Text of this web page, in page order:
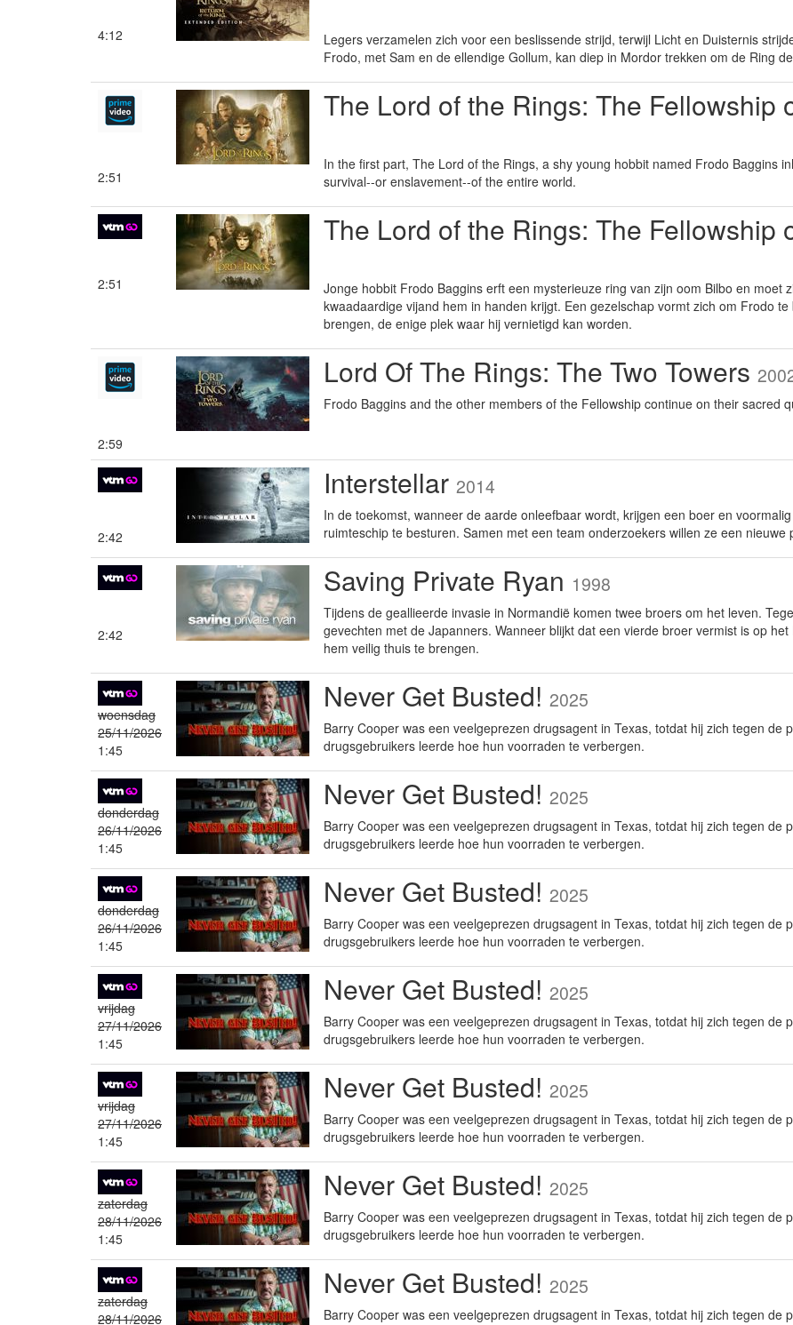
4:12
Legers verzamelen zich voor een beslissende strijd, terwijl Licht en Duisternis
Frodo, met Sam en de ellendige Gollum, kan diep in Mordor trekken om de Ring
2:51
The Lord of the Rings: The Fellowship
In the first part, The Lord of the Rings, a shy young hobbit named Frodo Baggins
survival--or enslavement--of the entire world.
2:51
The Lord of the Rings: The Fellowship
Jonge hobbit Frodo Baggins erft een mysterieuze ring van zijn oom Bilbo en moet
kwaadaardige vijand hem in handen krijgt. Een gezelschap vormt zich om Frodo
brengen, de enige plek waar hij vernietigd kan worden.
2:59
Lord Of The Rings: The Two Towers
Frodo Baggins and the other members of the Fellowship continue on their sacred
2:42
Interstellar 2014
In de toekomst, wanneer de aarde onleefbaar wordt, krijgen een boer en
ruimteschip te besturen. Samen met een team onderzoekers willen ze een
2:42
Saving Private Ryan 1998
Tijdens de geallieerde invasie in Normandië komen twee broers om het leven.
gevechten met de Japanners. Wanneer blijkt dat een vierde broer vermist is op
hem veilig thuis te brengen.
woensdag
25/11/2026
1:45
Never Get Busted! 2025
Barry Cooper was een veelgeprezen drugsagent in Texas, totdat hij zich tegen de
drugsgebruikers leerde hoe hun voorraden te verbergen.
donderdag
26/11/2026
1:45
Never Get Busted! 2025
Barry Cooper was een veelgeprezen drugsagent in Texas, totdat hij zich tegen de
drugsgebruikers leerde hoe hun voorraden te verbergen.
donderdag
26/11/2026
1:45
Never Get Busted! 2025
Barry Cooper was een veelgeprezen drugsagent in Texas, totdat hij zich tegen de
drugsgebruikers leerde hoe hun voorraden te verbergen.
vrijdag
27/11/2026
1:45
Never Get Busted! 2025
Barry Cooper was een veelgeprezen drugsagent in Texas, totdat hij zich tegen de
drugsgebruikers leerde hoe hun voorraden te verbergen.
vrijdag
27/11/2026
1:45
Never Get Busted! 2025
Barry Cooper was een veelgeprezen drugsagent in Texas, totdat hij zich tegen de
drugsgebruikers leerde hoe hun voorraden te verbergen.
zaterdag
28/11/2026
1:45
Never Get Busted! 2025
Barry Cooper was een veelgeprezen drugsagent in Texas, totdat hij zich tegen de
drugsgebruikers leerde hoe hun voorraden te verbergen.
zaterdag
28/11/2026
Never Get Busted! 2025
Barry Cooper was een veelgeprezen drugsagent in Texas, totdat hij zich tegen de